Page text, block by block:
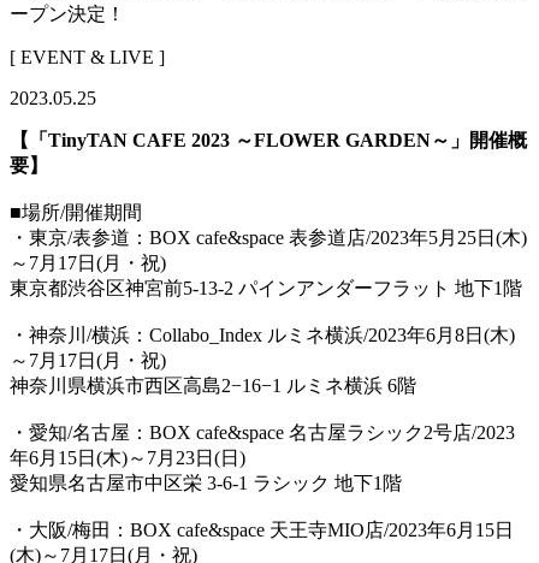
ープン決定！
[ EVENT & LIVE ]
2023.05.25
【「TinyTAN CAFE 2023 ～FLOWER GARDEN～」開催概
要】
■場所/開催期間
・東京/表参道：BOX cafe&space 表参道店/2023年5月25日(木)
～7月17日(月・祝)
東京都渋谷区神宮前5‐13‐2 パインアンダーフラット 地下1階
・神奈川/横浜：Collabo_Index ルミネ横浜/2023年6月8日(木)
～7月17日(月・祝)
神奈川県横浜市西区高島2−16−1 ルミネ横浜 6階
・愛知/名古屋：BOX cafe&space 名古屋ラシック2号店/2023
年6月15日(木)～7月23日(日)
愛知県名古屋市中区栄 3-6-1 ラシック 地下1階
・大阪/梅田：BOX cafe&space 天王寺MIO店/2023年6月15日
(木)～7月17日(月・祝)